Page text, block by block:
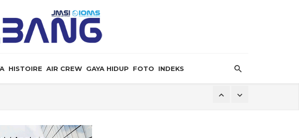
HISTOIRE AIR CREW GAYA HIDUP FOTO INDEKS